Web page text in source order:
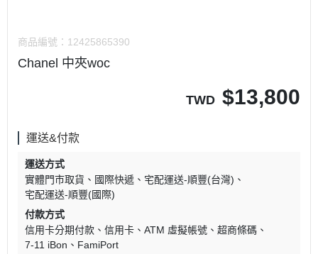
商品編號： 12425865390
Chanel 中夾woc
TWD $13,800
運送&付款
運送方式
實體門市取貨
國際快遞
宅配運送-順豐(台灣)
宅配運送-順豐(國際)
付款方式
信用卡分期付款
信用卡 ATM 虛擬帳號
超商條碼
7-11 iBon
FamiPort